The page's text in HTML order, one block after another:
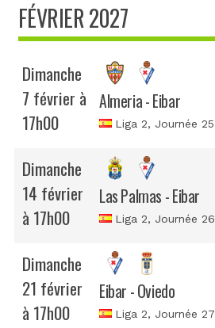
FÉVRIER 2027
Dimanche
7 février à
17h00
Almeria - Eibar
Liga 2, Journée 25
Dimanche
14 février
à 17h00
Las Palmas - Eibar
Liga 2, Journée 26
Dimanche
21 février
à 17h00
Eibar - Oviedo
Liga 2, Journée 27